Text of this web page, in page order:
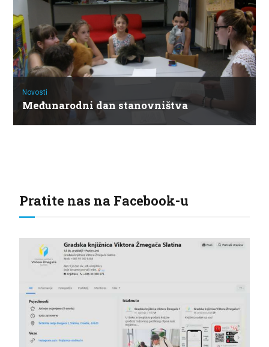
Novosti
Međunarodni dan stanovništva
Pratite nas na Facebook-u